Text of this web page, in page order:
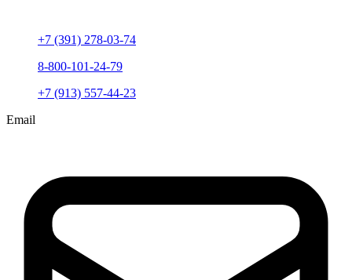
+7 (391) 278-03-74
8-800-101-24-79
+7 (913) 557-44-23
Email